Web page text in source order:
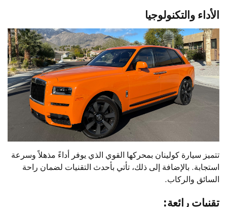
الأداء والتكنولوجيا
تتميز سيارة كولينان بمحركها القوي الذي يوفر أداءً مذهلاً وسرعة
استجابة. بالإضافة إلى ذلك، تأتي بأحدث التقنيات لضمان راحة
السائق والركاب.
تقنيات رائعة: